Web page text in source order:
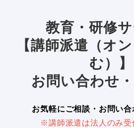
教育・研修
【講師派遣（オ
む）】
お問い合わせ
お気軽にご相談・お問い合
※講師派遣は法人のみ受